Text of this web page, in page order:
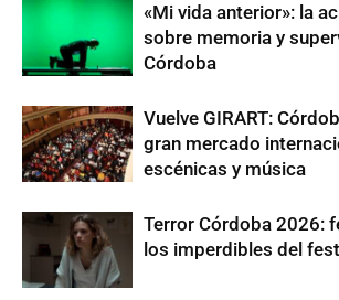
«Mi vida anterior»: la
sobre memoria y
Córdoba
Vuelve GIRART:
gran mercado
escénicas y música
Terror Córdoba 2026:
los imperdibles del